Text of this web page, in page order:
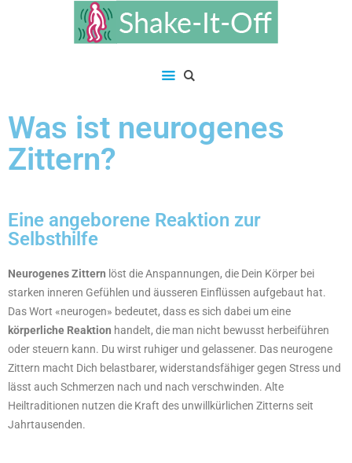
Was ist neurogenes
Zittern?
Eine angeborene Reaktion zur
Selbsthilfe
Neurogenes Zittern löst die Anspannungen, die Dein Körper bei
starken inneren Gefühlen und äusseren Einflüssen aufgebaut hat.
Das Wort «neurogen» bedeutet, dass es sich dabei um eine
körperliche Reaktion handelt, die man nicht bewusst herbeiführen
oder steuern kann. Du wirst ruhiger und gelassener. Das neurogene
Zittern macht Dich belastbarer, widerstandsfähiger gegen Stress und
lässt auch Schmerzen nach und nach verschwinden. Alte
Heiltraditionen nutzen die Kraft des unwillkürlichen Zitterns seit
Jahrtausenden.